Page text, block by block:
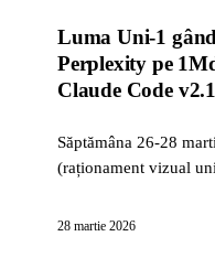
Luma Uni-1
Perplexity pe
Claude Code
Săptămâna 26-28
(raționament vizual
Code v2.1.86 aduce
28 martie 2026